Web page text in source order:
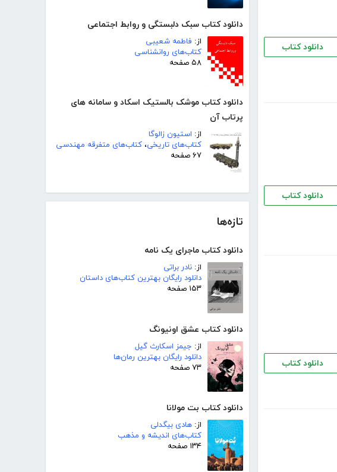
دانلود کتاب سبک دلبستگی و روابط اجتماعی
از: فاطمه شعیبی
کتاب‌های روانشناسی
۵۸ صفحه
دانلود کتاب موشک بالستیک اسکاد و سامانه های
پرتاب آن
از: استیون زالوگا
کتاب‌های تاریخی، کتاب‌های متفرقه مهندسی
۶۷ صفحه
تازه‌ها
دانلود کتاب ماجرای یک نامه
از: نادر براتی
دانلود رایگان بهترین کتاب‌های داستان
۱۵۳ صفحه
دانلود کتاب عشق اونیونگ
از: جیمز اسکارث گیل
دانلود رایگان بهترین رمان‌ها
۷۳ صفحه
دانلود کتاب بت مولانا
از: هادی بیگدلی
کتاب‌های اندیشه و مذهب
۱۳۴ صفحه
دانلود کتاب
دانلود کتاب
دانلود کتاب